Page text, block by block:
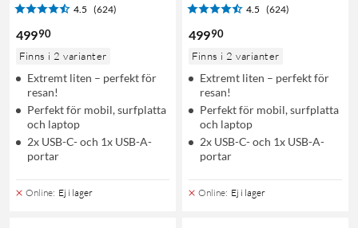
4.5 (624)
49990
Finns i 2 varianter
Extremt liten – perfekt för
resan!
Perfekt för mobil, surfplatta
och laptop
2x USB-C- och 1x USB-A-
portar
Online: Ej i lager
4.5 (624)
49990
Finns i 2 varianter
Extremt liten – perfekt för
resan!
Perfekt för mobil, surfplatta
och laptop
2x USB-C- och 1x USB-A-
portar
Online: Ej i lager